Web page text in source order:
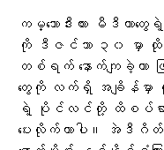
ကမ္ဘောဒီးယား မီဒီယ
ကို ဒီဇင်ဘာ ၃၀ မှာ ထို
တစ်ရက် နောက်ကျခဲ့တ
တွေကို လက်ရှိ အချိန်မှာ ထို
ရဲ့ ပိုင်လင်တို့ ထိစပ်
ပေးလိုက်တာပါ။ အဲဒီ